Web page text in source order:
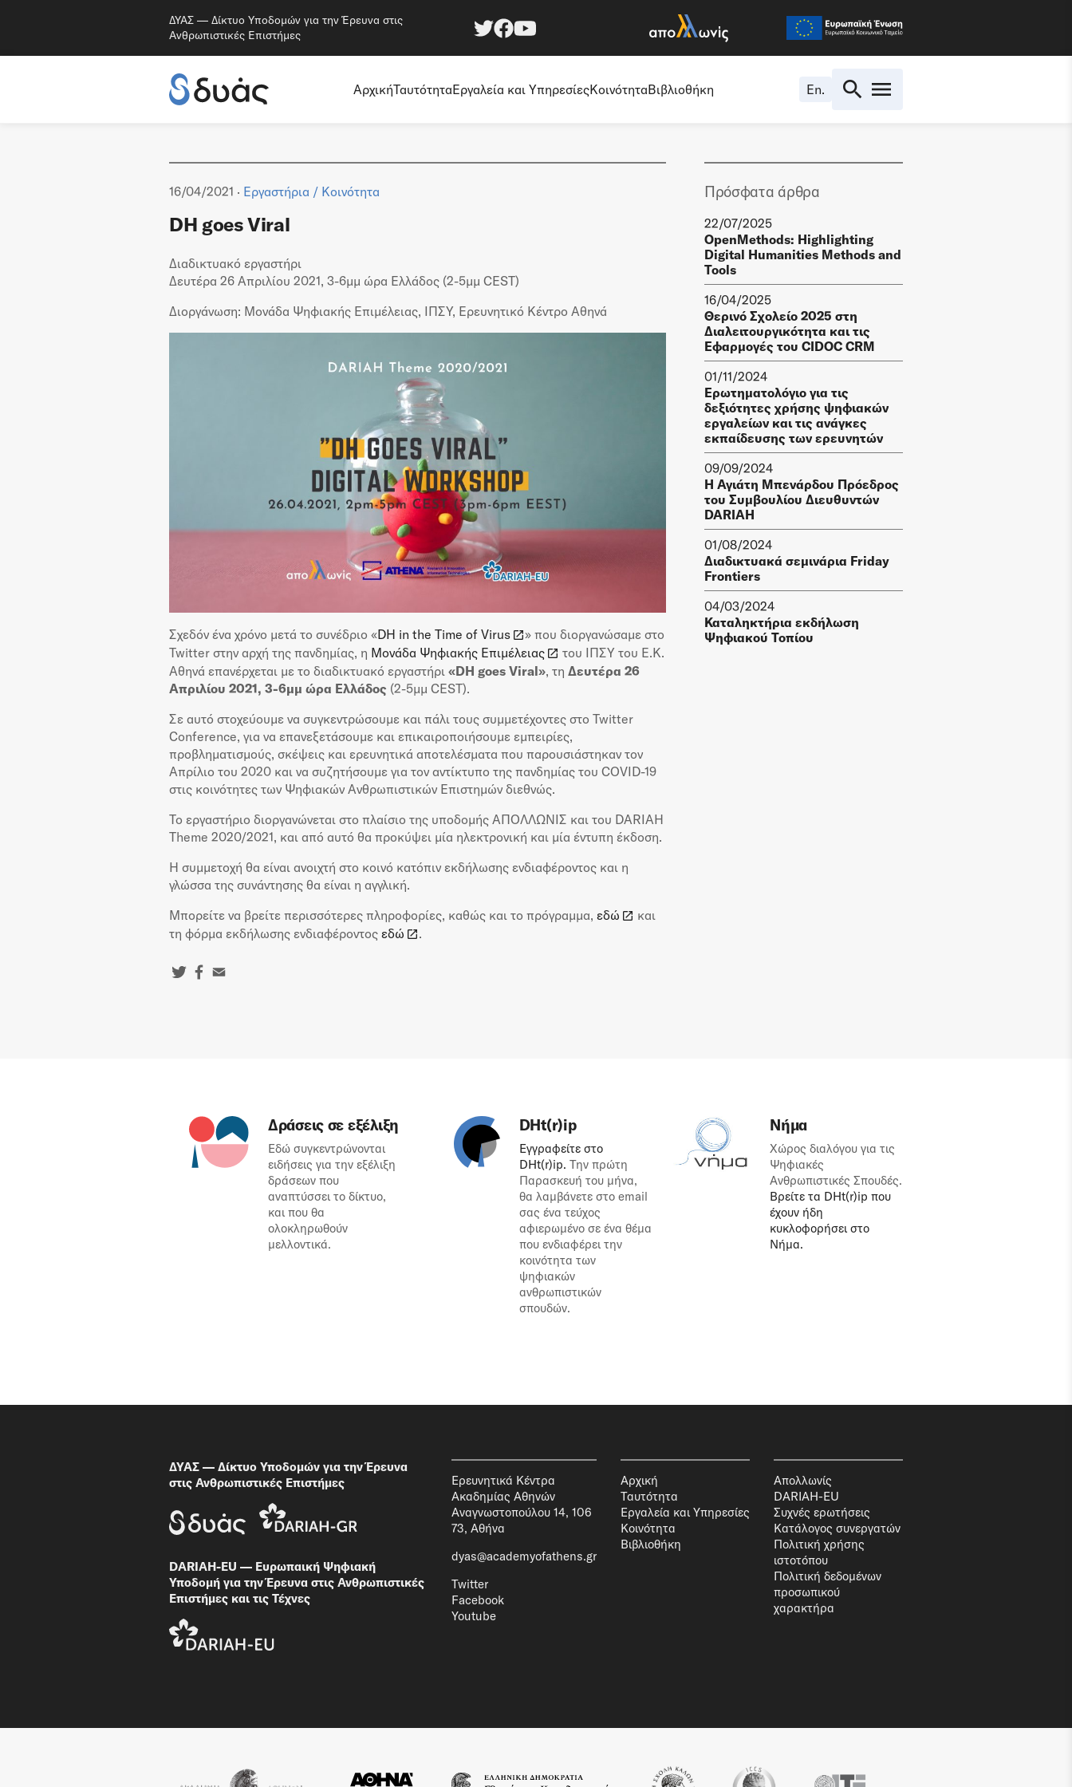
ΔΥΑΣ — Δίκτυο Υποδομών για την Έρευνα στις
Ανθρωπιστικές Επιστήμες
ΑρχικήΤαυτότηταΕργαλεία και ΥπηρεσίεςΚοινότηταΒιβλιοθήκη En.
16/04/2021 · Εργαστήρια / Κοινότητα
DH goes Viral
Διαδικτυακό εργαστήρι
Δευτέρα 26 Απριλίου 2021, 3-6μμ ώρα Ελλάδος (2-5μμ CEST)
Διοργάνωση: Μονάδα Ψηφιακής Επιμέλειας, ΙΠΣΥ, Ερευνητικό Κέντρο Αθηνά
Σχεδόν ένα χρόνο μετά το συνέδριο «DH in the Time of Virus
» που διοργανώσαμε στο
Twitter στην αρχή της πανδημίας, η Μονάδα Ψηφιακής Επιμέλειας
του ΙΠΣΥ του Ε.Κ.
Αθηνά επανέρχεται με το διαδικτυακό εργαστήρι «DH goes Viral», τη Δευτέρα 26
Απριλίου 2021, 3-6μμ ώρα Ελλάδος (2-5μμ CEST).
Σε αυτό στοχεύουμε να συγκεντρώσουμε και πάλι τους συμμετέχοντες στο Twitter
Conference, για να επανεξετάσουμε και επικαιροποιήσουμε εμπειρίες,
προβληματισμούς, σκέψεις και ερευνητικά αποτελέσματα που παρουσιάστηκαν τον
Απρίλιο του 2020 και να συζητήσουμε για τον αντίκτυπο της πανδημίας του COVID-19
στις κοινότητες των Ψηφιακών Ανθρωπιστικών Επιστημών διεθνώς.
Το εργαστήριο διοργανώνεται στο πλαίσιο της υποδομής ΑΠΟΛΛΩΝΙΣ και του DARIAH
Theme 2020/2021, και από αυτό θα προκύψει μία ηλεκτρονική και μία έντυπη έκδοση.
Η συμμετοχή θα είναι ανοιχτή στο κοινό κατόπιν εκδήλωσης ενδιαφέροντος και η
γλώσσα της συνάντησης θα είναι η αγγλική.
Μπορείτε να βρείτε περισσότερες πληροφορίες, καθώς και το πρόγραμμα, εδώ
και
τη φόρμα εκδήλωσης ενδιαφέροντος εδώ .
Πρόσφατα άρθρα
22/07/2025
OpenMethods: Highlighting
Digital Humanities Methods and
Tools
16/04/2025
Θερινό Σχολείο 2025 στη
Διαλειτουργικότητα και τις
Εφαρμογές του CIDOC CRM
01/11/2024
Ερωτηματολόγιο για τις
δεξιότητες χρήσης ψηφιακών
εργαλείων και τις ανάγκες
εκπαίδευσης των ερευνητών
09/09/2024
Η Αγιάτη Μπενάρδου Πρόεδρος
του Συμβουλίου Διευθυντών
DARIAH
01/08/2024
Διαδικτυακά σεμινάρια Friday
Frontiers
04/03/2024
Καταληκτήρια εκδήλωση
Ψηφιακού Τοπίου
Δράσεις σε εξέλιξη
Εδώ συγκεντρώνονται
ειδήσεις για την εξέλιξη
δράσεων που
αναπτύσσει το δίκτυο,
και που θα
ολοκληρωθούν
μελλοντικά.
DHt(r)ip
Εγγραφείτε στο
DHt(r)ip. Την πρώτη
Παρασκευή του μήνα,
θα λαμβάνετε στο email
σας ένα τεύχος
αφιερωμένο σε ένα θέμα
που ενδιαφέρει την
κοινότητα των
ψηφιακών
ανθρωπιστικών
σπουδών.
Νήμα
Χώρος διαλόγου για τις
Ψηφιακές
Ανθρωπιστικές Σπουδές.
Βρείτε τα DHt(r)ip που
έχουν ήδη
κυκλοφορήσει στο
Νήμα.
ΔΥΑΣ — Δίκτυο Υποδομών για την Έρευνα
στις Ανθρωπιστικές Επιστήμες
DARIAH-EU — Ευρωπαική Ψηφιακή
Υποδομή για την Έρευνα στις Ανθρωπιστικές
Επιστήμες και τις Τέχνες
Ερευνητικά Κέντρα
Ακαδημίας Αθηνών
Αναγνωστοπούλου 14, 106
73, Αθήνα
dyas@academyofathens.gr
Twitter
Facebook
Youtube
Αρχική
Ταυτότητα
Εργαλεία και Υπηρεσίες
Κοινότητα
Βιβλιοθήκη
Απολλωνίς
DARIAH-EU
Συχνές ερωτήσεις
Κατάλογος συνεργατών
Πολιτική χρήσης
ιστοτόπου
Πολιτική δεδομένων
προσωπικού
χαρακτήρα